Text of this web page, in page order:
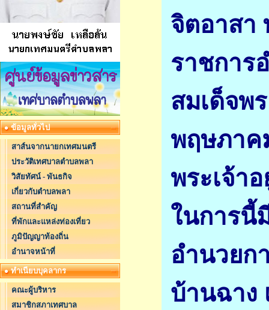
ข้อมูลทั่วไป
สาส์นจากนายกเทศมนตรี
ประวัติเทศบาลตำบลพลา
วิสัยทัศน์ - พันธกิจ
เกี่ยวกับตำบลพลา
สถานที่สำคัญ
ที่พักและแหล่งท่องเที่ยว
ภูมิปัญญาท้องถิ่น
อำนาจหน้าที่
ทำเนียบบุคลากร
คณะผู้บริหาร
สมาชิกสภาเทศบาล
จิตอาสา
ราชการ
สมเด็จพ
พฤษภาค
พระเจ้า
ในการนี้
อำนวยก
บ้านฉาง